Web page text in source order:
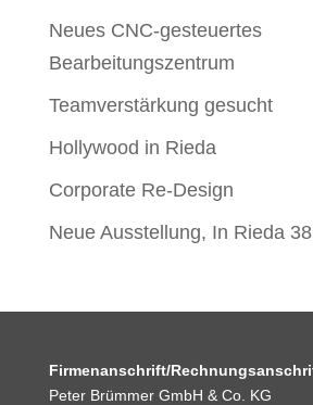
Neues CNC-gesteuertes
Bearbeitungszentrum
Teamverstärkung gesucht
Hollywood in Rieda
Corporate Re-Design
Neue Ausstellung, In Rieda 38
Firmenanschrift/
Peter Brümmer GmbH & Co. KG